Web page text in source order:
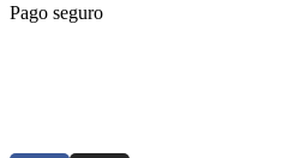
Pago seguro